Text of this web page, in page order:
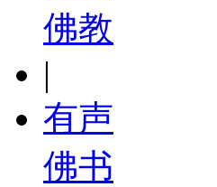
佛教
|
有声
佛书